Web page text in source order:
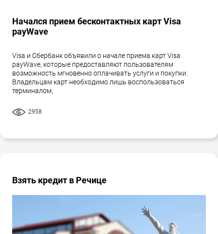
Начался прием бесконтактных карт Visa
payWave
Visa и Сбербанк объявили о начале приема карт Visa
payWave, которые предоставляют пользователям
возможность мгновенно оплачивать услуги и покупки.
Владельцам карт необходимо лишь воспользоваться
терминалом,
2958
Взять кредит в Речице